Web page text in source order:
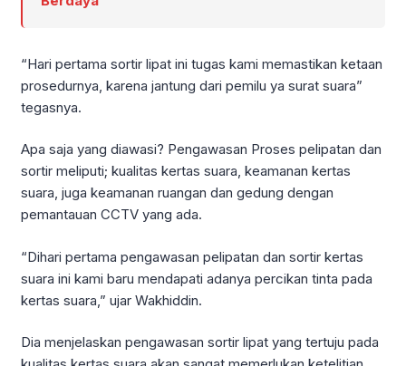
“Hari pertama sortir lipat ini tugas kami memastikan ketaan
prosedurnya, karena jantung dari pemilu ya surat suara”
tegasnya.
Apa saja yang diawasi? Pengawasan Proses pelipatan dan
sortir meliputi; kualitas kertas suara, keamanan kertas
suara, juga keamanan ruangan dan gedung dengan
pemantauan CCTV yang ada.
“Dihari pertama pengawasan pelipatan dan sortir kertas
suara ini kami baru mendapati adanya percikan tinta pada
kertas suara,” ujar Wakhiddin.
Dia menjelaskan pengawasan sortir lipat yang tertuju pada